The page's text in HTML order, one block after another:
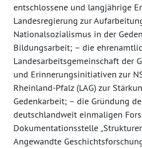
entschlossene und langjährige
Landesregierung zur
Nationalsozialismus in der
Bildungsarbeit; – die
Landesarbeitsgemeinschaft der
und Erinnerungsinitiativen zur
Rheinland-Pfalz (LAG) zur
Gedenkarbeit; – die Gründung
deutschlandweit einmaligen
Dokumentationsstelle
Angewandte